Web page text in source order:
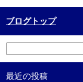
ブログトップ
最近の投稿